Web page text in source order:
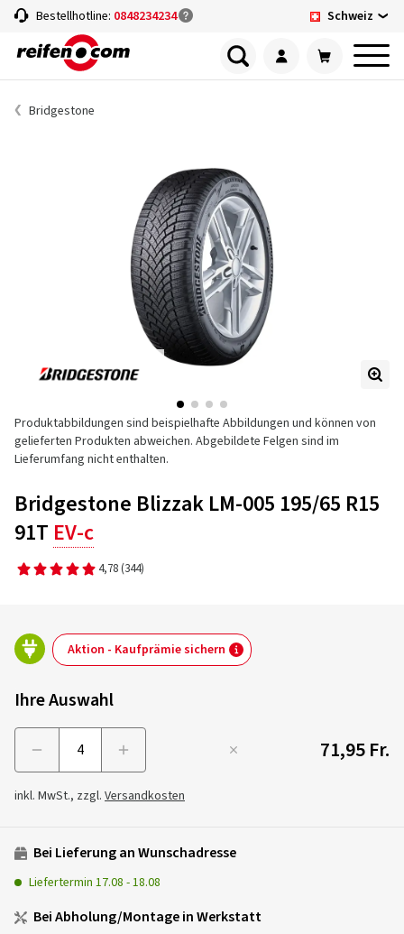
Bestellhotline: 0848234234 Schweiz
Bridgestone
Produktabbildungen sind beispielhafte Abbildungen und können von
gelieferten Produkten abweichen. Abgebildete Felgen sind im
Lieferumfang nicht enthalten.
Bridgestone Blizzak LM-005 195/65 R15
91T EV-c
4,78 (344)
Aktion - Kaufprämie sichern
Ihre Auswahl
71,95 Fr.
inkl. MwSt., zzgl. Versandkosten
Bei Lieferung an Wunschadresse
Liefertermin 17.08 -18.08
Bei Abholung/Montage in Werkstatt